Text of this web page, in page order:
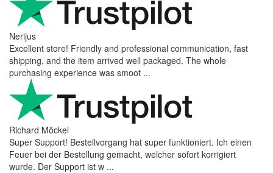
Nerijus
Excellent store! Friendly and professional communication, fast
shipping, and the item arrived well packaged. The whole
purchasing experience was smoot ...
Richard Möckel
Super Support! Bestellvorgang hat super funktioniert. Ich einen
Feuer bei der Bestellung gemacht, welcher sofort korrigiert
wurde. Der Support ist w ...